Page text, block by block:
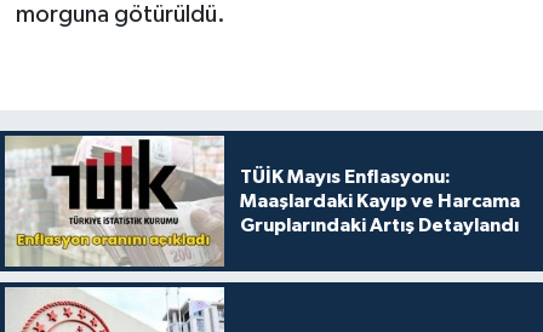
morguna götürüldü.
TÜİK Mayıs Enflasyonu:
Maaşlardaki Kayıp ve Harcama
Gruplarındaki Artış Detaylandı